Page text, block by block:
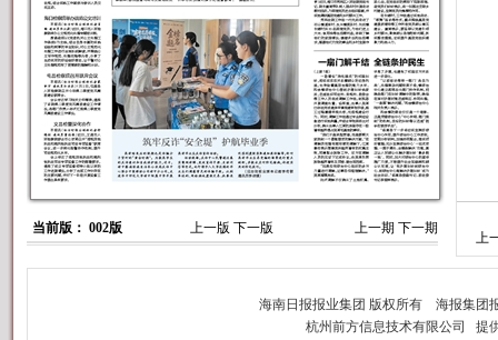
当前版： 002版 上一版 下一版 上一期 下一期
上